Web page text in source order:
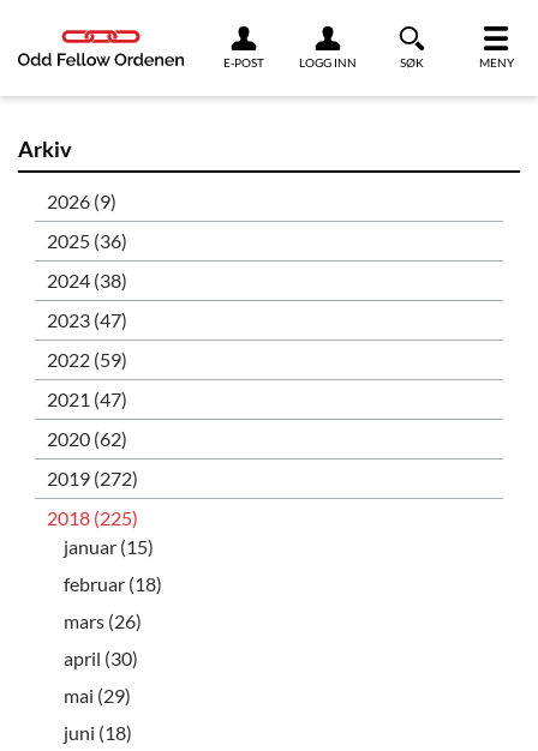
E-POST LOGG INN SØK MENY
Arkiv
2026 (9)
2025 (36)
2024 (38)
2023 (47)
2022 (59)
2021 (47)
2020 (62)
2019 (272)
2018 (225)
januar (15)
februar (18)
mars (26)
april (30)
mai (29)
juni (18)